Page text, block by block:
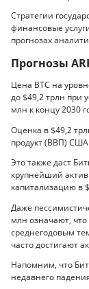
Стратегии
финансовые
прогнозах
Прогнозы
Цена BTC на
до $49,2 трлн при
млн к концу 2030
Оценка в $49,2
продукт (ВВП) США
Это также даст
крупнейший
капитализацию в
Даже
млн означают, что
среднегодовым
часто достигают
Напомним, что
недавнего